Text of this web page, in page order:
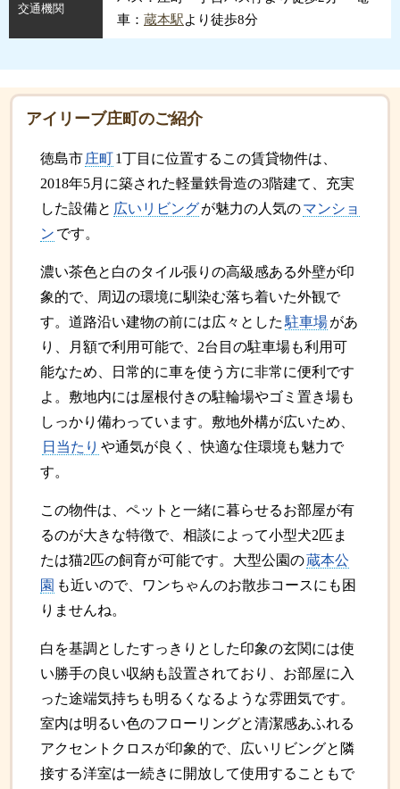
交通機関
車： 蔵本駅より徒歩8分
アイリーブ庄町のご紹介
徳島市 庄町1丁目に位置するこの賃貸物件は、
2018年5月に築された軽量鉄骨造の3階建て、充実
した設備と 広いリビングが魅力の人気のマンショ
ン です。
濃い茶色と白のタイル張りの高級感ある外壁が印
象的で、周辺の環境に馴染む落ち着いた外観で
す。道路沿い建物の前には広々とした 駐車場があ
り、月額で利用可能で、2台目の駐車場も利用可
能なため、日常的に車を使う方に非常に便利です
よ。敷地内には屋根付きの駐輪場やゴミ置き場も
しっかり備わっています。敷地外構が広いため、
日当たり や通気が良く、快適な住環境も魅力で
す。
この物件は、ペットと一緒に暮らせるお部屋が有
るのが大きな特徴で、相談によって小型犬2匹ま
たは猫2匹の飼育が可能です。大型公園の蔵本公
園 も近いので、ワンちゃんのお散歩コースにも困
りませんね。
白を基調としたすっきりとした印象の玄関には使
い勝手の良い収納も設置されており、お部屋に入
った途端気持ちも明るくなるような雰囲気です。
室内は明るい色のフローリングと清潔感あふれる
アクセントクロスが印象的で、広いリビングと隣
接する洋室は一続きに開放して使用することもで